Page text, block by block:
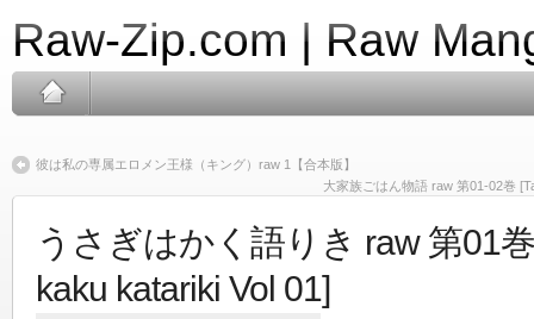
Raw-Zip.com | Raw
彼は私の専属エロメン王様（キング）raw 1【合本版】
大家族ごはん物語 raw 第01-02巻
うさぎはかく語りき raw 第01
kaku katariki Vol 01]